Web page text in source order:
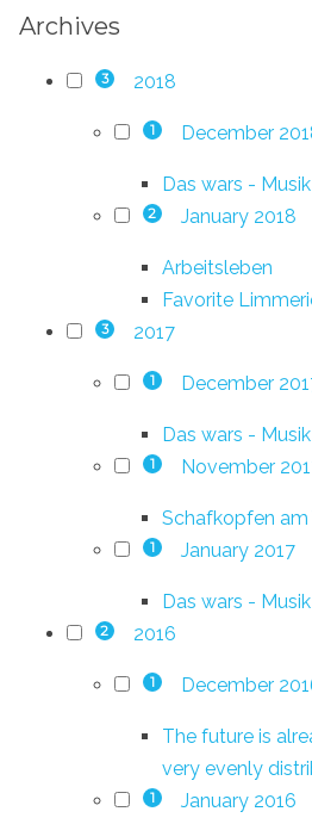
Archives
3 2018
1 December
Das wars -
2 January 2018
Arbeitsleben
Favorite
3 2017
1 December
Das wars -
1 November
Schafkopfen am
1 January 2017
Das wars -
2 2016
1 December
The future is
very evenly
1 January 2016